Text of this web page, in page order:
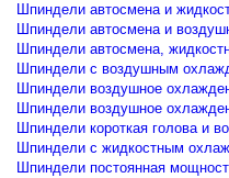
Шпиндели автосмена и
Шпиндели автосмена и
Шпиндели автосмена,
Шпиндели с воздушным
Шпиндели воздушное
Шпиндели воздушное
Шпиндели короткая голова и
Шпиндели с жидкостным
Шпиндели постоянная